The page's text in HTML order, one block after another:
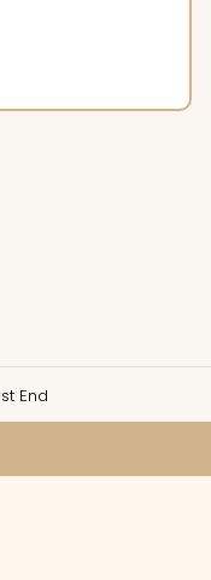
End